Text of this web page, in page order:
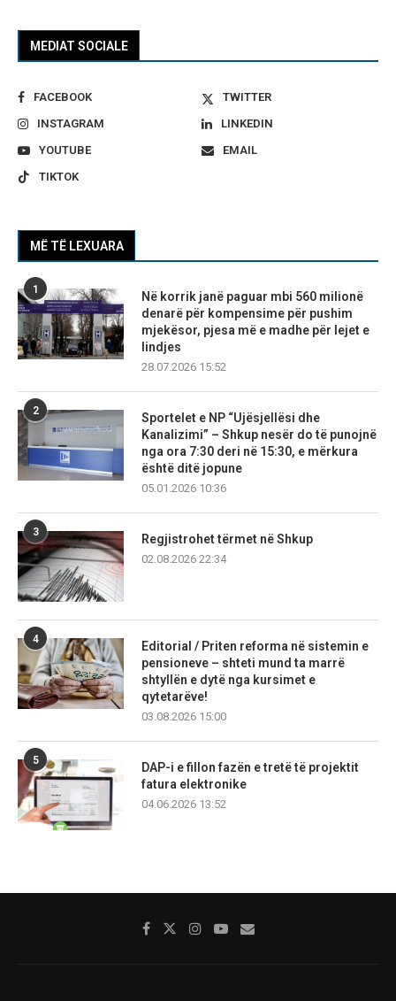
MEDIAT SOCIALE
FACEBOOK
TWITTER
INSTAGRAM
LINKEDIN
YOUTUBE
EMAIL
TIKTOK
MË TË LEXUARA
1
Në korrik janë paguar mbi 560 milionë
denarë për kompensime për pushim
mjekësor, pjesa më e madhe për lejet e
lindjes
28.07.2026 15:52
2
Sportelet e NP “Ujësjellësi dhe
Kanalizimi” – Shkup nesër do të punojnë
nga ora 7:30 deri në 15:30, e mërkura
është ditë jopune
05.01.2026 10:36
3
Regjistrohet tërmet në Shkup
02.08.2026 22:34
4
Editorial / Priten reforma në sistemin e
pensioneve – shteti mund ta marrë
shtyllën e dytë nga kursimet e
qytetarëve!
03.08.2026 15:00
5
DAP-i e fillon fazën e tretë të projektit
fatura elektronike
04.06.2026 13:52